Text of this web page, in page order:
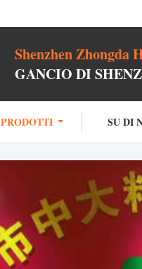
Shenzhen Zhongda
GANCIO DI
PRODOTTI SU DI